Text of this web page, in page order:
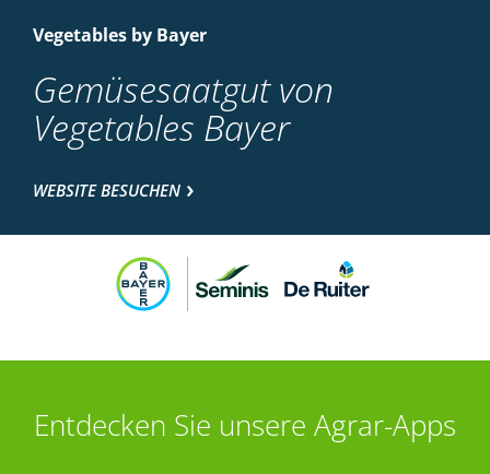
Vegetables by Bayer
Gemüsesaatgut von
Vegetables Bayer
WEBSITE BESUCHEN
Entdecken Sie unsere Agrar-Apps